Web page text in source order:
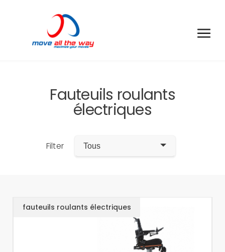
Fauteuils roulants
électriques
Filter Tous
fauteuils roulants électriques